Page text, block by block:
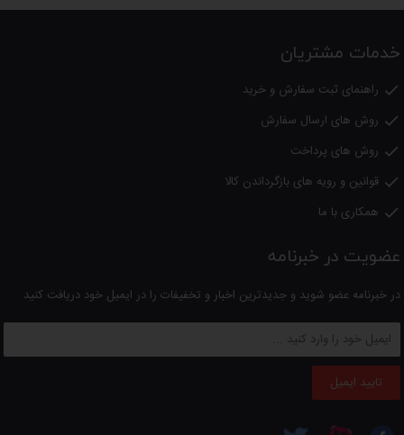
خدمات مشتریان
 راهنمای ثبت سفارش و خرید
 روش های ارسال سفارش
 روش های پرداخت
 قوانین و رویه های بازگرداندن کالا
 همکاری با ما
عضویت در خبرنامه
در خبرنامه عضو شوید و جدیدترین اخبار و تخفیفات را در ایمیل خود دریافت کنید
تایید ایمیل